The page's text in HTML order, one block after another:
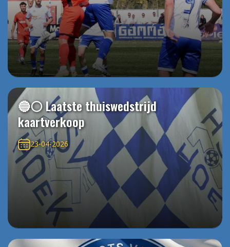
🔵⚪️ Laatste thuiswedstrijd
kaartverkoop
23-04-2026